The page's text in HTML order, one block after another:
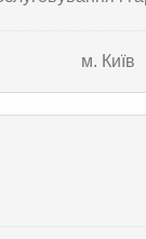
м. Київ